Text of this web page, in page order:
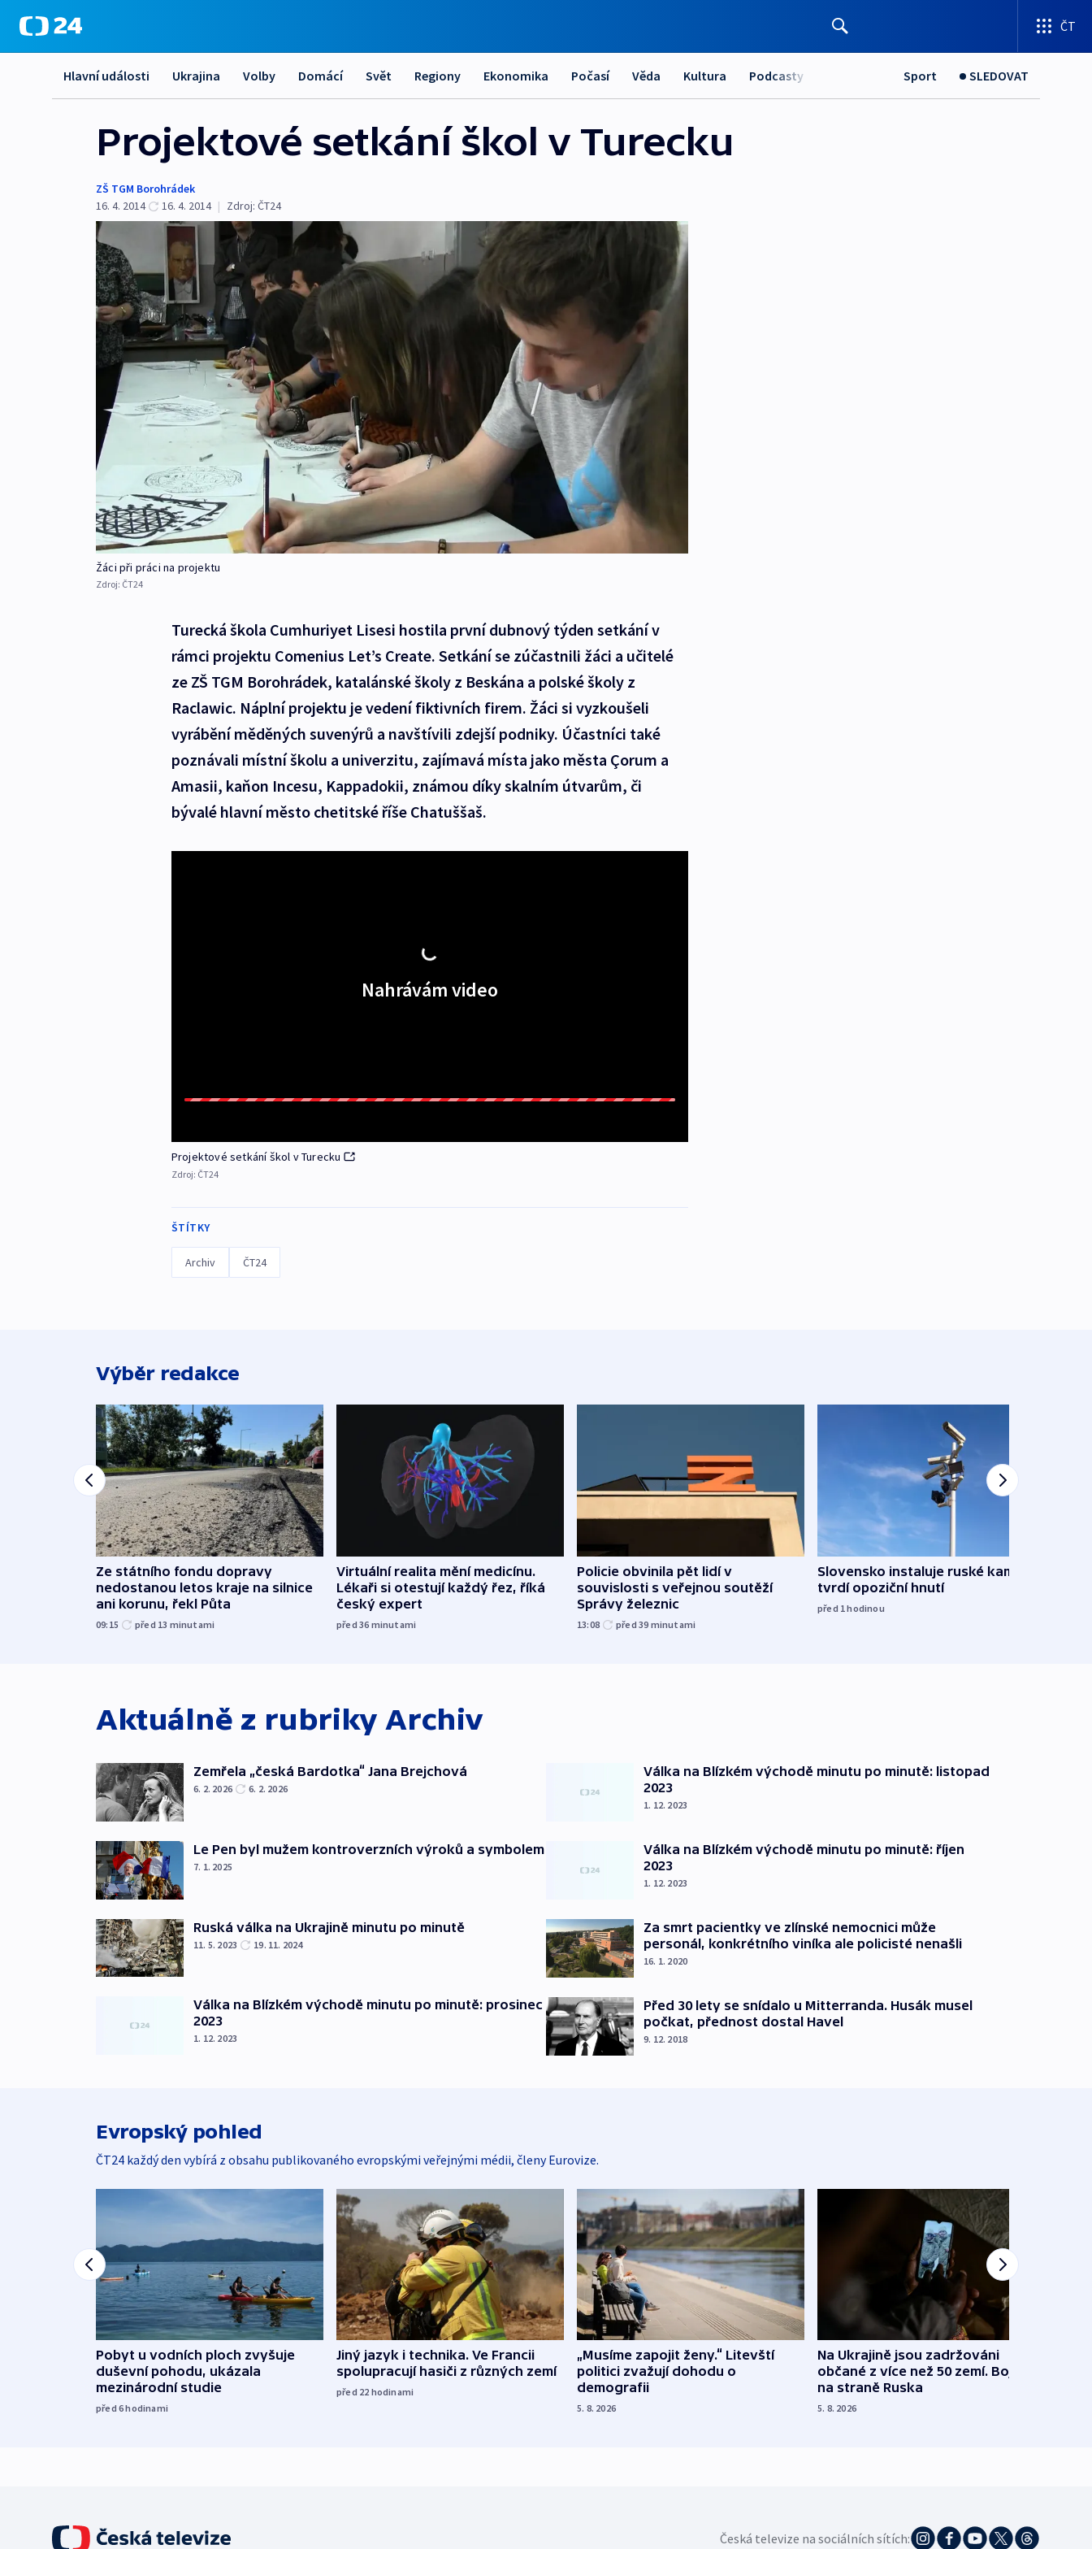
ČT
Hlavní události Ukrajina Volby Domácí Svět Regiony Ekonomika Počasí Věda Kultura Podcasty Sport SLEDOVAT
Projektové setkání škol v Turecku
ZŠ TGM Borohrádek
16. 4. 2014
16. 4. 2014 | Zdroj: ČT24
Žáci při práci na projektu
Zdroj: ČT24
Turecká škola Cumhuriyet Lisesi hostila první dubnový týden setkání v
rámci projektu Comenius Let’s Create. Setkání se zúčastnili žáci a učitelé
ze ZŠ TGM Borohrádek, katalánské školy z Beskána a polské školy z
Raclawic. Náplní projektu je vedení fiktivních firem. Žáci si vyzkoušeli
vyrábění měděných suvenýrů a navštívili zdejší podniky. Účastníci také
poznávali místní školu a univerzitu, zajímavá místa jako města Çorum a
Amasii, kaňon Incesu, Kappadokii, známou díky skalním útvarům, či
bývalé hlavní město chetitské říše Chatuššaš.
Nahrávám video
Projektové setkání škol v Turecku
Zdroj: ČT24
ŠTÍTKY
Archiv ČT24
Výběr redakce
Ze státního fondu dopravy
nedostanou letos kraje na silnice
ani korunu, řekl Půta
09:15 před 13 minutami
Virtuální realita mění medicínu.
Lékaři si otestují každý řez, říká
český expert
před 36 minutami
Policie obvinila pět lidí v
souvislosti s veřejnou soutěží
Správy železnic
13:08 před 39 minutami
Slovensko instaluje ruské kamery,
tvrdí opoziční hnutí
před 1hodinou
Aktuálně z rubriky Archiv
Zemřela „česká Bardotka“ Jana Brejchová
6. 2. 2026 6. 2. 2026
Le Pen byl mužem kontroverzních výroků a symbolem
7. 1. 2025
Ruská válka na Ukrajině minutu po minutě
11. 5. 2023 19. 11. 2024
Válka na Blízkém východě minutu po minutě: prosinec
2023
1. 12. 2023
Válka na Blízkém východě minutu po minutě: listopad
2023
1. 12. 2023
Válka na Blízkém východě minutu po minutě: říjen
2023
1. 12. 2023
Za smrt pacientky ve zlínské nemocnici může
personál, konkrétního viníka ale policisté nenašli
16. 1. 2020
Před 30 lety se snídalo u Mitterranda. Husák musel
počkat, přednost dostal Havel
9. 12. 2018
Evropský pohled
ČT24 každý den vybírá z obsahu publikovaného evropskými veřejnými médii, členy Eurovize.
Pobyt u vodních ploch zvyšuje
duševní pohodu, ukázala
mezinárodní studie
před 6hodinami
Jiný jazyk i technika. Ve Francii
spolupracují hasiči z různých zemí
před 22 hodinami
„Musíme zapojit ženy.“ Litevští
politici zvažují dohodu o
demografii
5. 8. 2026
Na Ukrajině jsou zadržováni
občané z více než 50 zemí. Bojovali
na straně Ruska
5. 8. 2026
Česká televize na sociálních sítích: